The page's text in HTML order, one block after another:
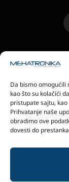
Da bismo omogućili
kao što su kolačići
pristupate sajtu,
Prihvatanje naše
obradimo ove
dovesti do
SLANJE
magazin
© 2026